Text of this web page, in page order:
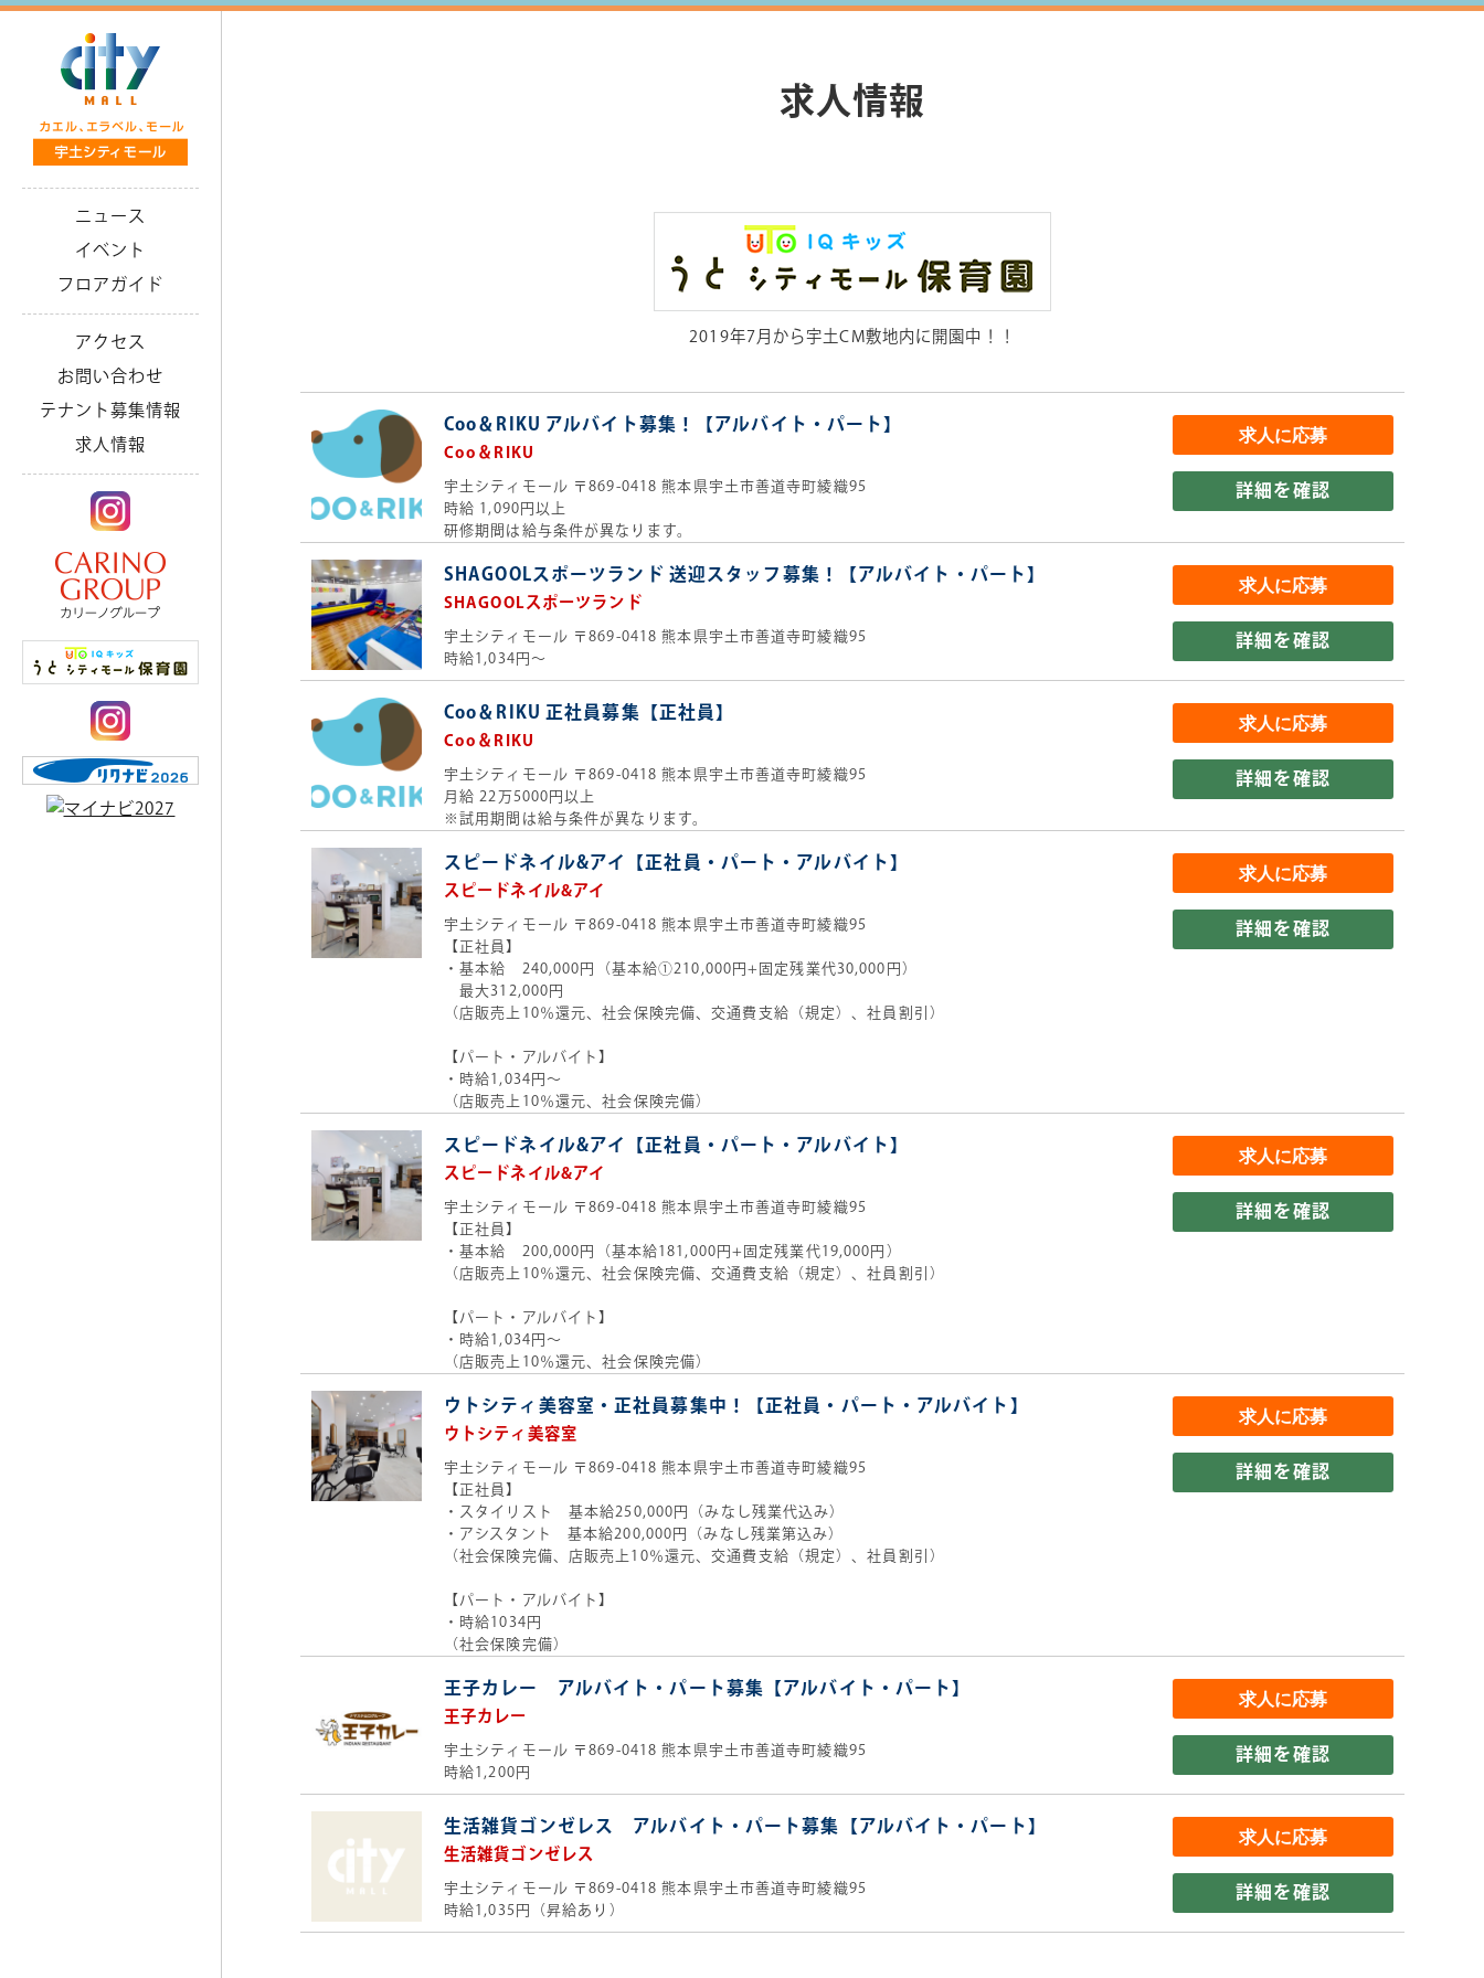
ニュース
イベント
フロアガイド
アクセス
お問い合わせ
テナント募集情報
求人情報
求人情報
2019年7月から宇土CM敷地内に開園中！！
Coo＆RIKU アルバイト募集！【アルバイト・パート】
Coo＆RIKU
宇土シティモール 〒869-0418 熊本県宇土市善道寺町綾織95
時給 1,090円以上
研修期間は給与条件が異なります。
詳細を確認
SHAGOOLスポーツランド 送迎スタッフ募集！【アルバイト・パート】
SHAGOOLスポーツランド
宇土シティモール 〒869-0418 熊本県宇土市善道寺町綾織95
時給1,034円～
詳細を確認
Coo＆RIKU 正社員募集【正社員】
Coo＆RIKU
宇土シティモール 〒869-0418 熊本県宇土市善道寺町綾織95
月給 22万5000円以上
※試用期間は給与条件が異なります。
詳細を確認
スピードネイル&アイ【正社員・パート・アルバイト】
スピードネイル&アイ
宇土シティモール 〒869-0418 熊本県宇土市善道寺町綾織95
【正社員】
・基本給 240,000円（基本給①210,000円+固定残業代30,000円）
最大312,000円
（店販売上10％還元、社会保険完備、交通費支給（規定）、社員割引）
【パート・アルバイト】
・時給1,034円～
（店販売上10％還元、社会保険完備）
詳細を確認
スピードネイル&アイ【正社員・パート・アルバイト】
スピードネイル&アイ
宇土シティモール 〒869-0418 熊本県宇土市善道寺町綾織95
【正社員】
・基本給 200,000円（基本給181,000円+固定残業代19,000円）
（店販売上10％還元、社会保険完備、交通費支給（規定）、社員割引）
【パート・アルバイト】
・時給1,034円～
（店販売上10％還元、社会保険完備）
詳細を確認
ウトシティ美容室・正社員募集中！【正社員・パート・アルバイト】
ウトシティ美容室
宇土シティモール 〒869-0418 熊本県宇土市善道寺町綾織95
【正社員】
・スタイリスト 基本給250,000円（みなし残業代込み）
・アシスタント 基本給200,000円（みなし残業第込み）
（社会保険完備、店販売上10％還元、交通費支給（規定）、社員割引）
【パート・アルバイト】
・時給1034円
（社会保険完備）
詳細を確認
王子カレー アルバイト・パート募集【アルバイト・パート】
王子カレー
宇土シティモール 〒869-0418 熊本県宇土市善道寺町綾織95
時給1,200円
詳細を確認
生活雑貨ゴンゼレス アルバイト・パート募集【アルバイト・パート】
生活雑貨ゴンゼレス
宇土シティモール 〒869-0418 熊本県宇土市善道寺町綾織95
時給1,035円（昇給あり）
詳細を確認